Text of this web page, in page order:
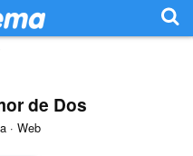
de Dos
· Web